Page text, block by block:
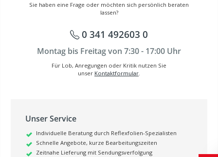
Sie haben eine Frage oder möchten sich persönlich beraten
lassen?
0 341 492603 0
Montag bis Freitag von 7:30 - 17:00 Uhr
Für Lob, Anregungen oder Kritik nutzen Sie
unser Kontaktformular
Unser Service
Individuelle Beratung durch Reflexfolien-Spezialisten
Schnelle Angebote, kurze Bearbeitungszeiten
Zeitnahe Lieferung mit Sendungsverfolgung